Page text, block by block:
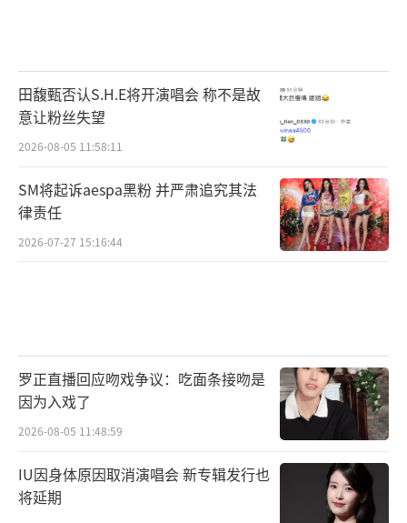
田馥甄否认S.H.E将开演唱会 称不是故
意让粉丝失望
2026-08-05 11:58:11
SM将起诉aespa黑粉 并严肃追究其法
律责任
2026-07-27 15:16:44
罗正直播回应吻戏争议：吃面条接吻是
因为入戏了
2026-08-05 11:48:59
IU因身体原因取消演唱会 新专辑发行也
将延期